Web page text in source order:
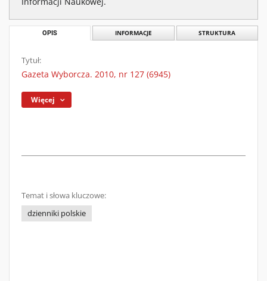
OPIS INFORMACJE STRUKTURA
Tytuł:
Gazeta Wyborcza. 2010, nr 127 (6945)
Więcej
Temat i słowa kluczowe:
dzienniki polskie